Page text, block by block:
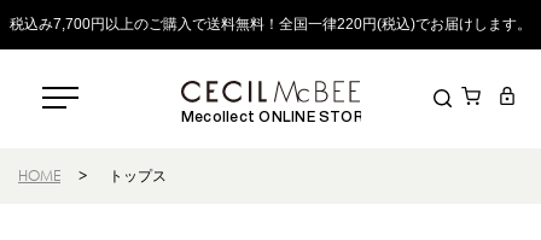
税込み7,700円以上のご購入で送料無料！全国一律220円(税込)でお届けします。
Mecollect ONLINE STORE
HOME > トップス